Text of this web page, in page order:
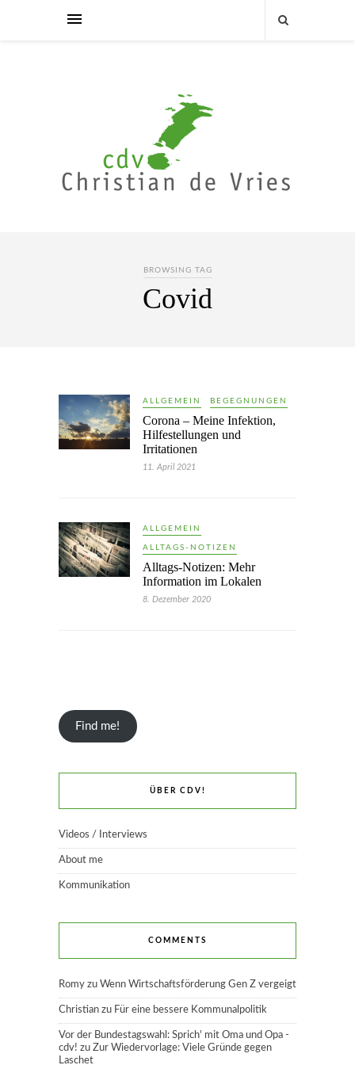
BROWSING TAG
Covid
ALLGEMEIN BEGEGNUNGEN
Corona – Meine Infektion,
Hilfestellungen und
Irritationen
11. April 2021
ALLGEMEIN
ALLTAGS-NOTIZEN
Alltags-Notizen: Mehr
Information im Lokalen
8. Dezember 2020
Find me!
ÜBER CDV!
Videos / Interviews
About me
Kommunikation
COMMENTS
Romy zu Wenn Wirtschaftsförderung Gen Z vergeigt
Christian zu Für eine bessere Kommunalpolitik
Vor der Bundestagswahl: Sprich' mit Oma und Opa -
cdv! zu Zur Wiedervorlage: Viele Gründe gegen
Laschet